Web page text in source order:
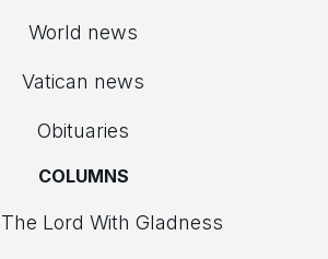
World news
Vatican news
Obituaries
COLUMNS
Lord With Gladness